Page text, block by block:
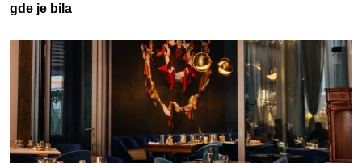
gde je bila